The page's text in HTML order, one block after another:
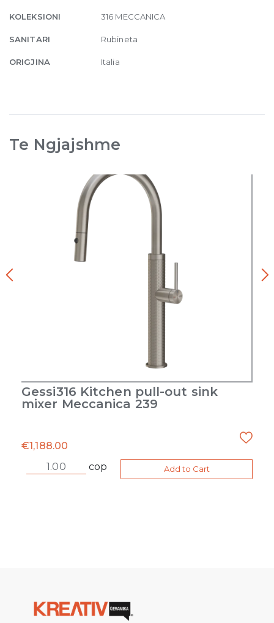
KOLEKSIONI 316 MECCANICA
SANITARI Rubineta
ORIGJINA Italia
Te Ngjajshme
Gessi316 Kitchen pull-out sink
mixer Meccanica 239
€1,188.00
cop
Add to Cart